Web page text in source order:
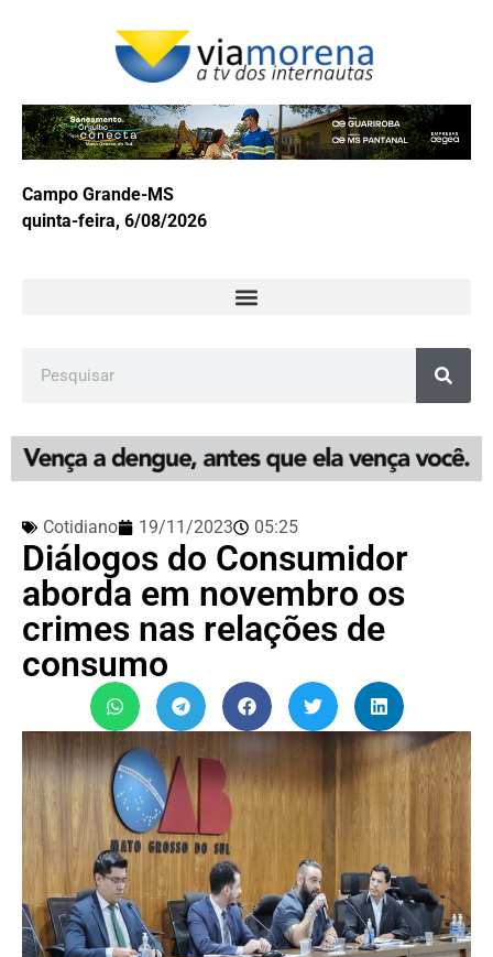
Campo Grande-MS
quinta-feira, 6/08/2026
Cotidiano 19/11/2023 05:25
Diálogos do Consumidor
aborda em novembro os
crimes nas relações de
consumo